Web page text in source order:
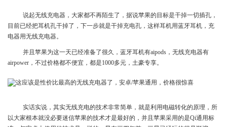
说起无线充电器，大家都不再陌生了，据说苹果的目标是干掉一切插孔，
目前已经把耳机孔干掉了，下一步就是干掉充电孔，这样耳机用蓝牙耳机，充
电器用无线充电器。
并且苹果为这一天已经准备了很久，蓝牙耳机有aipods，无线充电器有
airpower，不过价格都不便宜，都是1000多元，土豪专享。
实话实说，其实无线充电的技术非常简单，就是利用电磁转化的原理，所
以大家根本就没必要迷信苹果的技术才是最好的，并且苹果采用的是Qi通用标